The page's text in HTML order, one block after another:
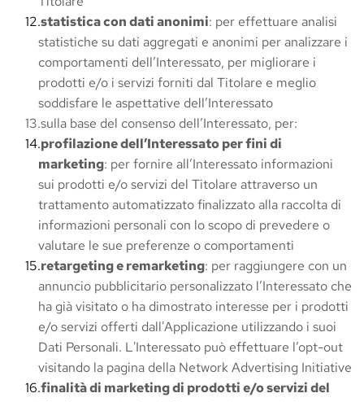
statistica con dati anonimi: per effettuare analisi
statistiche su dati aggregati e anonimi per analizzare i
comportamenti dell’Interessato, per migliorare i
prodotti e/o i servizi forniti dal Titolare e meglio
soddisfare le aspettative dell’Interessato
sulla base del consenso dell’Interessato, per:
profilazione dell’Interessato per fini di
marketing: per fornire all’Interessato informazioni
sui prodotti e/o servizi del Titolare attraverso un
trattamento automatizzato finalizzato alla raccolta di
informazioni personali con lo scopo di prevedere o
valutare le sue preferenze o comportamenti
retargeting e remarketing: per raggiungere con un
annuncio pubblicitario personalizzato l’Interessato che
ha già visitato o ha dimostrato interesse per i prodotti
e/o servizi offerti dall'Applicazione utilizzando i suoi
Dati Personali. L'Interessato può effettuare l’opt-out
visitando la pagina della Network Advertising Initiative
finalità di marketing di prodotti e/o servizi del